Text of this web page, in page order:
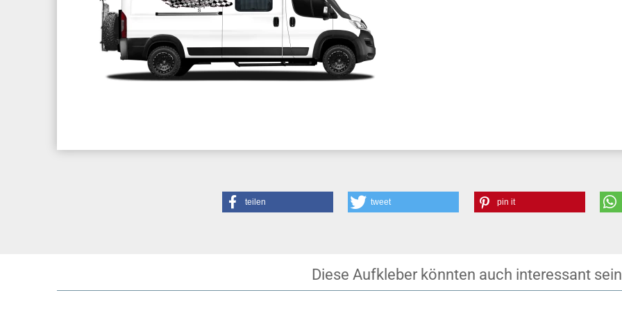
teilen tweet pin it
Diese Aufkleber könnten auch interessant sein